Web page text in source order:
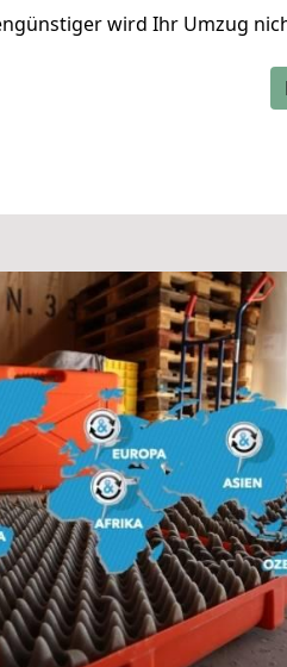
wird Ihr Umzug